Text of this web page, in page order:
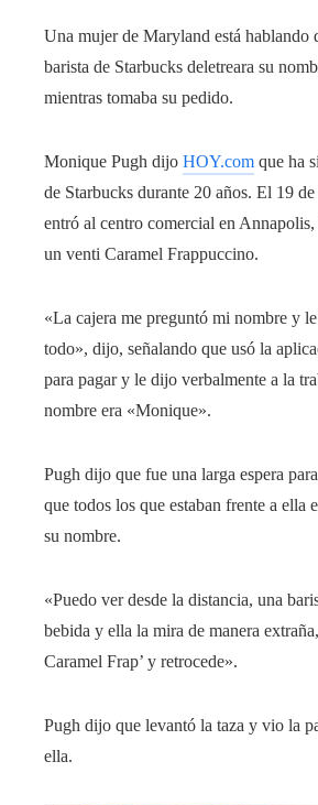
Una mujer de Maryland está hablando
barista de Starbucks deletreara su
mientras tomaba su pedido.
Monique Pugh dijo HOY.com que ha
de Starbucks durante 20 años. El 19
entró al centro comercial en
un venti Caramel Frappuccino.
«La cajera me preguntó mi nombre y
todo», dijo, señalando que usó la
para pagar y le dijo verbalmente a la
nombre era «Monique».
Pugh dijo que fue una larga espera
que todos los que estaban frente a ella
su nombre.
«Puedo ver desde la distancia, una
bebida y ella la mira de manera
Caramel Frap’ y retrocede».
Pugh dijo que levantó la taza y vio la
ella.